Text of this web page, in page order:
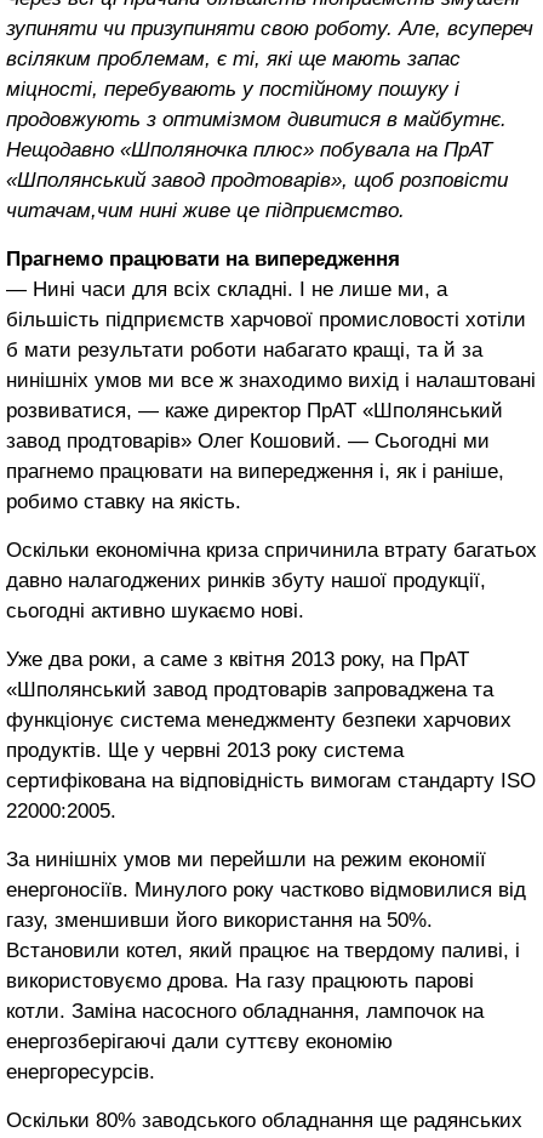
зупиняти чи призупиняти свою роботу. Але, всупереч
всіляким проблемам, є ті, які ще мають запас
міцності, перебувають у постійному пошуку і
продовжують з оптимізмом дивитися в майбутнє.
Нещодавно «Шполяночка плюс» побувала на ПрАТ
«Шполянський завод продтоварів», щоб розповісти
читачам,чим нині живе це підприємство.
Прагнемо працювати на випередження
― Нині часи для всіх складні. І не лише ми, а
більшість підприємств харчової промисловості хотіли
б мати результати роботи набагато кращі, та й за
нинішніх умов ми все ж знаходимо вихід і налаштовані
розвиватися, ― каже директор ПрАТ «Шполянський
завод продтоварів» Олег Кошовий. ― Сьогодні ми
прагнемо працювати на випередження і, як і раніше,
робимо ставку на якість.
Оскільки економічна криза спричинила втрату багатьох
давно налагоджених ринків збуту нашої продукції,
сьогодні активно шукаємо нові.
Уже два роки, а саме з квітня 2013 року, на ПрАТ
«Шполянський завод продтоварів запроваджена та
функціонує система менеджменту безпеки харчових
продуктів. Ще у червні 2013 року система
сертифікована на відповідність вимогам стандарту ISO
22000:2005.
За нинішніх умов ми перейшли на режим економії
енергоносіїв. Минулого року частково відмовилися від
газу, зменшивши його використання на 50%.
Встановили котел, який працює на твердому паливі, і
використовуємо дрова. На газу працюють парові
котли. Заміна насосного обладнання, лампочок на
енергозберігаючі дали суттєву економію
енергоресурсів.
Оскільки 80% заводського обладнання ще радянських